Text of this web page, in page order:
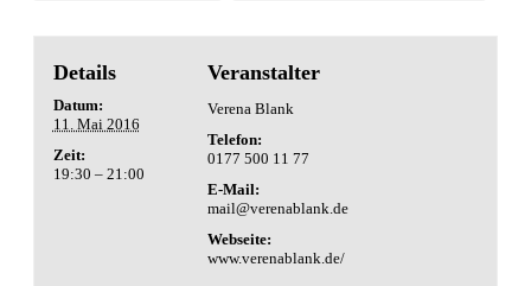
Details
Datum:
11. Mai 2016
Zeit:
19:30 – 21:00
Veranstalter
Verena Blank
Telefon:
0177 500 11 77
E-Mail:
mail@verenablank.de
Webseite:
www.verenablank.de/